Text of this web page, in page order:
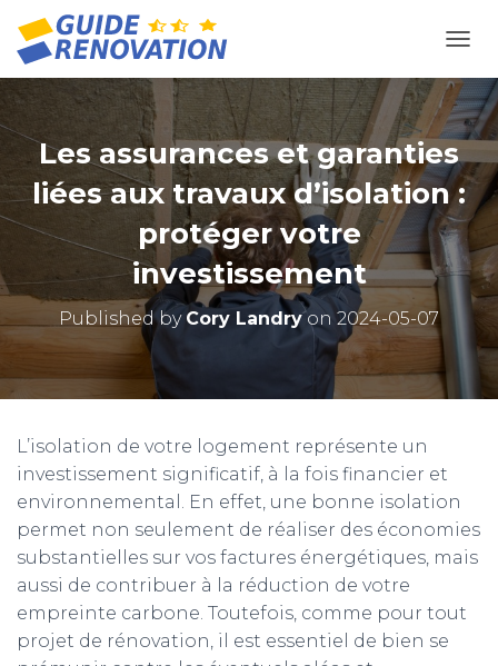
Les assurances et garanties
liées aux travaux d’isolation :
protéger votre
investissement
Published by Cory Landryon 2024-05-07
L’isolation de votre logement représente un
investissement significatif, à la fois financier et
environnemental. En effet, une bonne isolation
permet non seulement de réaliser des économies
substantielles sur vos factures énergétiques, mais
aussi de contribuer à la réduction de votre
empreinte carbone. Toutefois, comme pour tout
projet de rénovation, il est essentiel de bien se